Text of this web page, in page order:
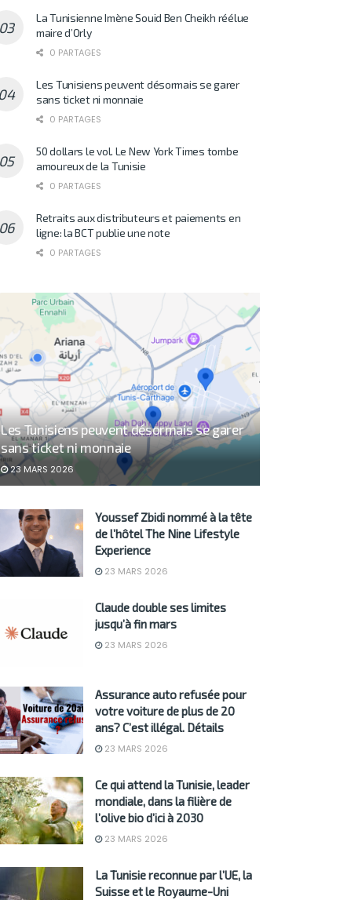
La Tunisienne Imène Souid Ben Cheikh réélue
maire d’Orly
0 PARTAGES
Les Tunisiens peuvent désormais se garer
sans ticket ni monnaie
0 PARTAGES
50 dollars le vol. Le New York Times tombe
amoureux de la Tunisie
0 PARTAGES
Retraits aux distributeurs et paiements en
ligne: la BCT publie une note
0 PARTAGES
Les Tunisiens peuvent désormais se garer
sans ticket ni monnaie
23 MARS 2026
Youssef Zbidi nommé à la tête
de l’hôtel The Nine Lifestyle
Experience
23 MARS 2026
Claude double ses limites
jusqu’à fin mars
23 MARS 2026
Assurance auto refusée pour
votre voiture de plus de 20
ans? C’est illégal. Détails
23 MARS 2026
Ce qui attend la Tunisie, leader
mondiale, dans la filière de
l’olive bio d’ici à 2030
23 MARS 2026
La Tunisie reconnue par l’UE, la
Suisse et le Royaume-Uni